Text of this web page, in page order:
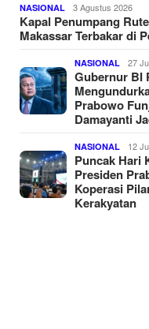
NASIONAL 3 Agustus 2026
Kapal Penumpang
Makassar Terbakar di
NASIONAL 27
Gubernur BI
Prabowo
Damayanti
NASIONAL 12
Puncak Hari
Presiden
Koperasi
Kerakyatan